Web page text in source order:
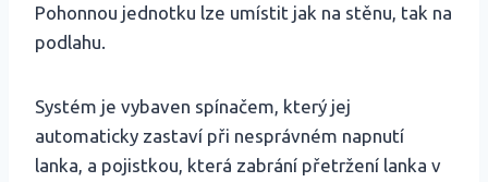
Pohonnou jednotku lze umístit jak na stěnu, tak na
podlahu.
Systém je vybaven spínačem, který jej
automaticky zastaví při nesprávném napnutí
lanka, a pojistkou, která zabrání přetržení lanka v